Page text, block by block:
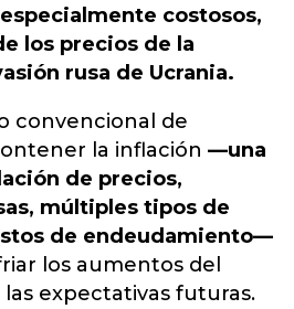
costosos,
los precios de la
rusa de Ucrania.
convencional de
la inflación —una
de precios,
múltiples tipos de
de endeudamiento—
los aumentos del
expectativas futuras.